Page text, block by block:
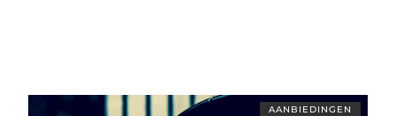
AANBIEDINGEN